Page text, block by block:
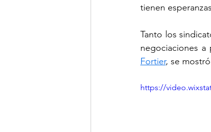
tienen
Tanto los
negociaciones
Fortier, se
https://